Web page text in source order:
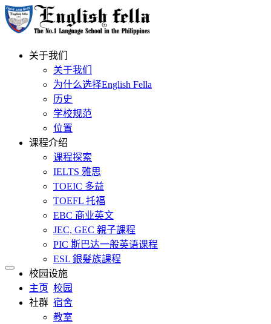
关于我们
关于我们
为什么选择English Fella
历史
学校规范
位置
课程介绍
课程探索
IELTS 雅思
TOEIC 多益
TOEFL 托福
EBC 商业英文
JEC, GEC 親子課程
PIC 斯巴达一般英语课程
ESL 銀髮族課程
校园设施
校园
宿舍
教室
主页
社群